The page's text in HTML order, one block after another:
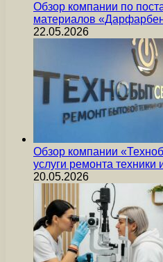
Обзор компании по
материалов
22.05.2026
Обзор компании
услуги ремонта техники
20.05.2026